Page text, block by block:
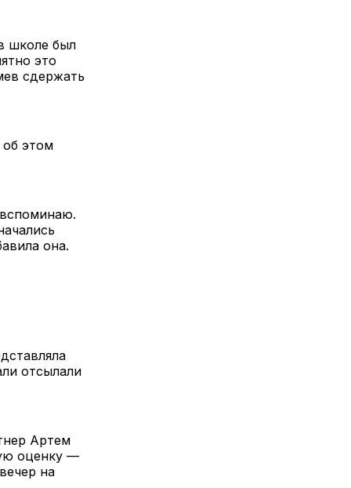
школе был
это
сдержать
об этом
она.
отсылали
Артем
оценку —
на